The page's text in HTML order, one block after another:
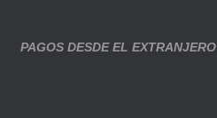
PAGOS DESDE EL EXTRANJERO